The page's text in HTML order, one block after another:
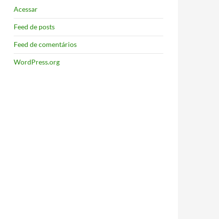
Acessar
Feed de posts
Feed de comentários
WordPress.org